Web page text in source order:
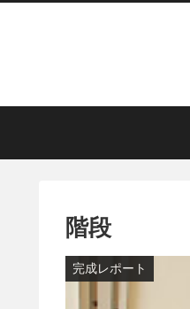
階段
完成レポート